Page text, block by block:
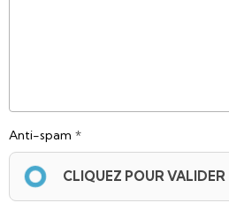
Anti-spam
CLIQUEZ POUR VALIDER